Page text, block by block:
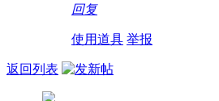
回复
使用道具 举报
返回列表